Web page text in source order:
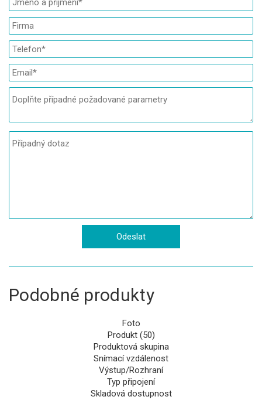
Podobné produkty
Foto
Produkt (50)
Produktová skupina
Snímací vzdálenost
Výstup/Rozhraní
Typ připojení
Skladová dostupnost